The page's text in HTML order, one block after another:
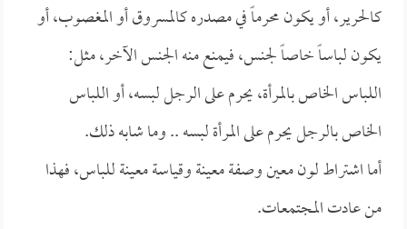
كالحرير، أو يكون محرماً في مصدره كالمسروق أو المغصوب، أو
يكون لباساً خاصاً لجنس، فيمنع منه الجنس الآخر، مثل:
اللباس الخاص بالمرأة، يحرم على الرجل لبسه، أو اللباس
الخاص بالرجل يحرم على المرأة لبسه .. وما شابه ذلك.
أما اشتراط لون معين وصفة معينة وقياسة معينة للباس، فهذا
من عادت المجتمعات.